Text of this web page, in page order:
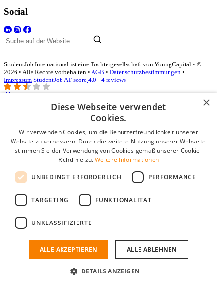
Social
StudentJob International ist eine Tochtergesellschaft von YoungCapital • ©
2026 • Alle Rechte vorbehalten • AGB • Datenschutzbestimmungen •
Impressum StudentJob AT score 4.0 - 4 reviews
Login für Unternehmen
E-Mail*
Passwort
Angemeldet bleiben
Passwort vergessen?
Kostenloses Unternehmensprofil
Wenn Sie sich registriert haben, können Sie ein Unternehmensprofil
passenden Mitarbeiter zu finden.
×
Diese Webseite verwendet
Cookies.
Wir verwenden Cookies, um die Benutzerfreundlichkeit unserer
Website zu verbessern. Durch die weitere Nutzung unserer Webseite
stimmen Sie der Verwendung von Cookies gemäß unserer Cookie-
Richtlinie zu. Weitere Informationen
UNBEDINGT ERFORDERLICH PERFORMANCE
TARGETING FUNKTIONALITÄT
UNKLASSIFIZIERTE
ALLE AKZEPTIEREN ALLE ABLEHNEN
DETAILS ANZEIGEN